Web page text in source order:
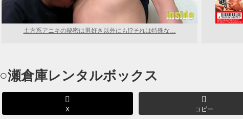
土方系アニキの秘密は男好き以外にも!?それは特殊な…
○瀬倉庫レンタルボックス
X コピー